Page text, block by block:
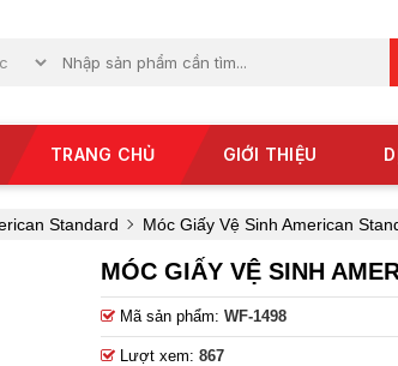
TRANG CHỦ GIỚI THIỆU
Standard Móc Giấy Vệ Sinh American
MÓC GIẤY VỆ SINH
Mã sản phẩm:WF-1498
Lượt xem:867